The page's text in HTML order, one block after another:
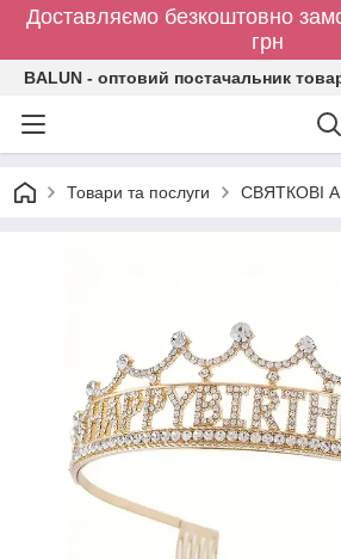
Доставляємо безкоштовно
грн
BALUN - оптовий постачальник
Товари та послуги СВЯТКОВІ